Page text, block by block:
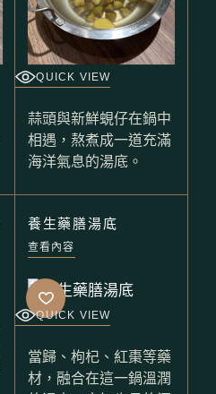
QUICK VIEW
蒜頭與新鮮蜆仔在鍋中
相遇，熬煮成一道充滿
海洋氣息的湯底。
養生藥膳湯底
查看內容
QUICK VIEW
當歸、枸杞、紅棗等藥
材，融合在這一鍋溫潤